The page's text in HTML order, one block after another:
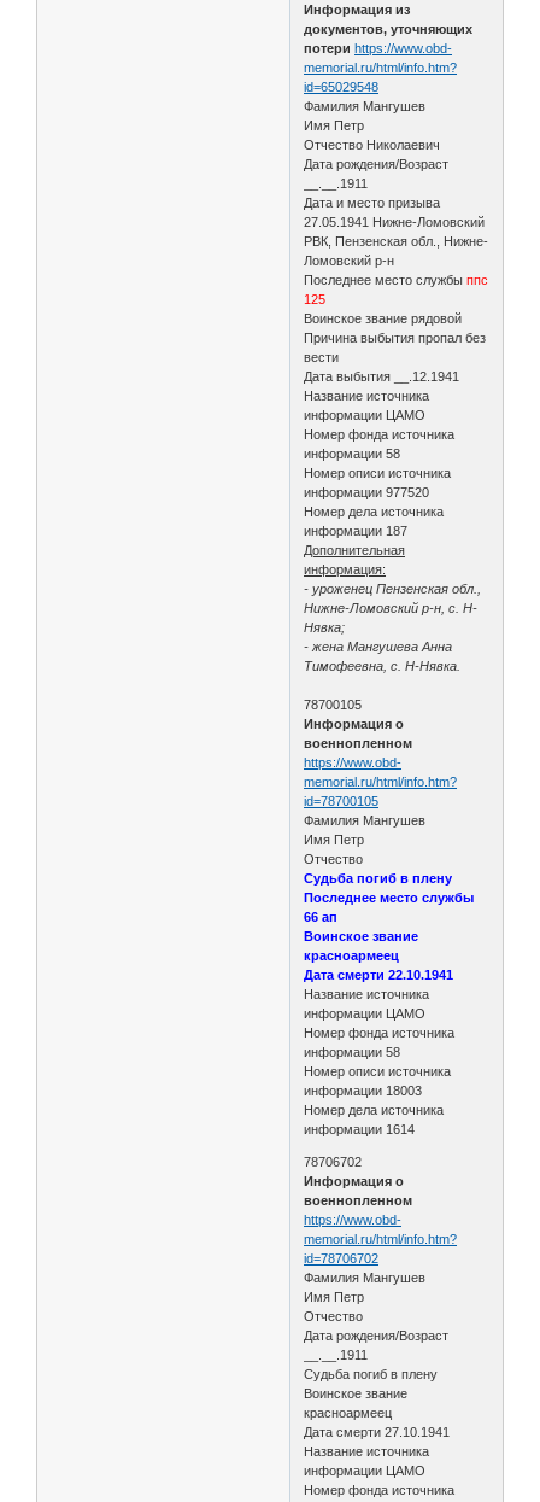
Информация из
документов, уточняющих
потери https://www.obd-
memorial.ru/html/info.htm?
id=65029548
Фамилия Мангушев
Имя Петр
Отчество Николаевич
Дата рождения/Возраст
__.__.1911
Дата и место призыва
27.05.1941 Нижне-Ломовский
РВК, Пензенская обл., Нижне-
Ломовский р-н
Последнее место службыппс
125
Воинское звание рядовой
Причина выбытия пропал без
вести
Дата выбытия __.12.1941
Название источника
информации ЦАМО
Номер фонда источника
информации 58
Номер описи источника
информации 977520
Номер дела источника
информации 187
Дополнительная
информация:
- уроженец Пензенская обл.,
Нижне-Ломовский р-н, с. Н-
Нявка;
- жена Мангушева Анна
Тимофеевна, с. Н-Нявка.
78700105
Информация о
военнопленном
https://www.obd-
memorial.ru/html/info.htm?
id=78700105
Фамилия Мангушев
Имя Петр
Отчество
Судьба погиб в плену
Последнее место службы
66 ап
Воинское звание
красноармеец
Дата смерти 22.10.1941
Название источника
информации ЦАМО
Номер фонда источника
информации 58
Номер описи источника
информации 18003
Номер дела источника
информации 1614
78706702
Информация о
военнопленном
https://www.obd-
memorial.ru/html/info.htm?
id=78706702
Фамилия Мангушев
Имя Петр
Отчество
Дата рождения/Возраст
__.__.1911
Судьба погиб в плену
Воинское звание
красноармеец
Дата смерти 27.10.1941
Название источника
информации ЦАМО
Номер фонда источника